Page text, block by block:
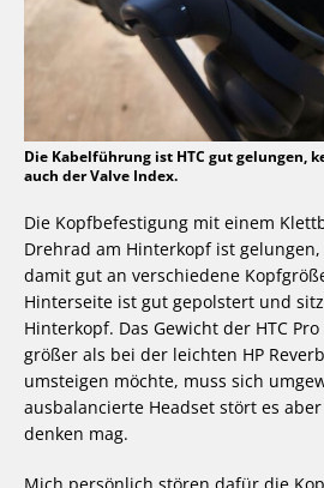
Die Kabelführung ist HTC gut gelungen,
auch der Valve Index.
Die Kopfbefestigung mit einem
Drehrad am Hinterkopf ist gelungen,
damit gut an verschiedene
Hinterseite ist gut gepolstert und
Hinterkopf. Das Gewicht der HTC
größer als bei der leichten HP
umsteigen möchte, muss sich
ausbalancierte Headset stört es
denken mag.